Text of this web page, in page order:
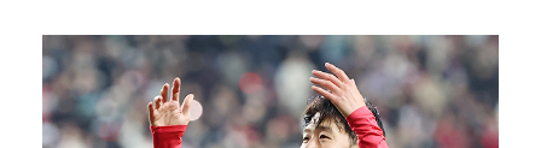
박지민 아나운서 "발리까지 갔는데…'피의 게임2' 출연…
"언론사 대표·국회의원도"…최연청, 판사 남편까지 화려…
한국 남자배구, 중국 3-0 완파하고 동아시아선수권 결…